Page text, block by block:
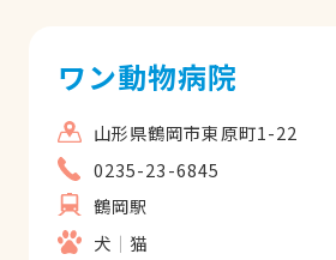
ワン動物病院
山形県鶴岡市東原町1-22
0235-23-6845
鶴岡駅
犬
猫